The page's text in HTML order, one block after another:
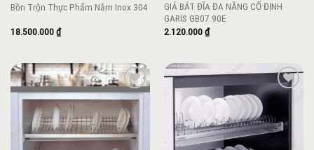
Bồn Trộn Thực Phẩm Nằm Inox 304
18.500.000₫
GIÁ BÁT ĐĨA ĐA NĂNG CỐ ĐỊNH
GARIS GB07.90E
2.120.000₫
Add to
wishlist